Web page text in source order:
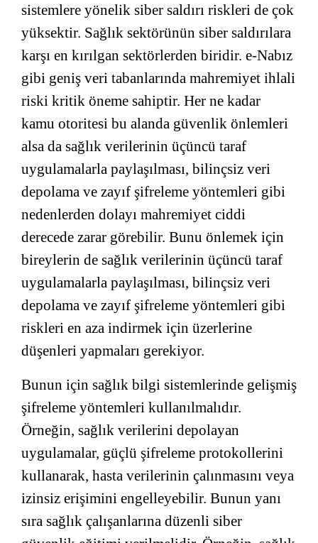
sistemlere yönelik siber saldırı riskleri de çok
yüksektir. Sağlık sektörünün siber saldırılara
karşı en kırılgan sektörlerden biridir. e-Nabız
gibi geniş veri tabanlarında mahremiyet ihlali
riski kritik öneme sahiptir. Her ne kadar
kamu otoritesi bu alanda güvenlik önlemleri
alsa da sağlık verilerinin üçüncü taraf
uygulamalarla paylaşılması, bilinçsiz veri
depolama ve zayıf şifreleme yöntemleri gibi
nedenlerden dolayı mahremiyet ciddi
derecede zarar görebilir. Bunu önlemek için
bireylerin de sağlık verilerinin üçüncü taraf
uygulamalarla paylaşılması, bilinçsiz veri
depolama ve zayıf şifreleme yöntemleri gibi
riskleri en aza indirmek için üzerlerine
düşenleri yapmaları gerekiyor.
Bunun için sağlık bilgi sistemlerinde gelişmiş
şifreleme yöntemleri kullanılmalıdır.
Örneğin, sağlık verilerini depolayan
uygulamalar, güçlü şifreleme protokollerini
kullanarak, hasta verilerinin çalınmasını veya
izinsiz erişimini engelleyebilir. Bunun yanı
sıra sağlık çalışanlarına düzenli siber